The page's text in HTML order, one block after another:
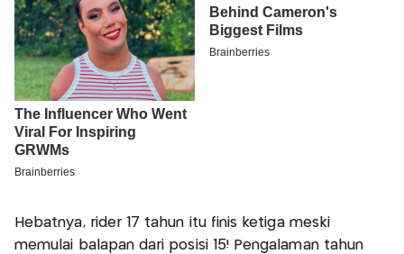
Hebatnya, rider 17 tahun itu finis ketiga meski
memulai balapan dari posisi 15! Pengalaman tahun